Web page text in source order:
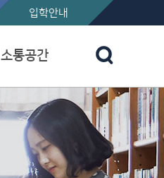
입학안내
소통공간